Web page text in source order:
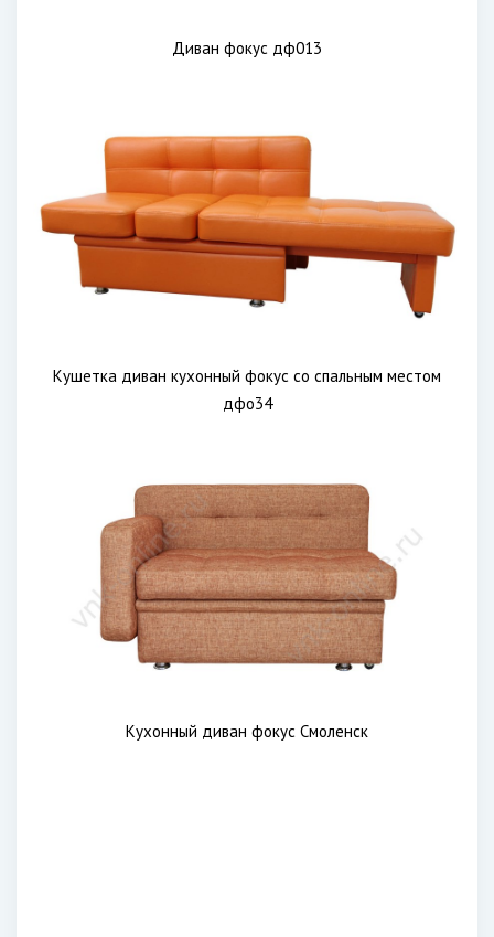
Диван фокус дф013
Кушетка диван кухонный фокус со спальным местом
дфо34
Кухонный диван фокус Смоленск